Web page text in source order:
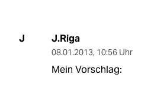
J J.Riga
08.01.2013, 10:56 Uhr
Mein Vorschlag: